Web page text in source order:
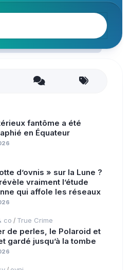
fantôme a été
en Équateur
d’ovnis » sur la Lune ?
vraiment l’étude
qui affole les réseaux
co / True Crime
de perles, le Polaroid et
gardé jusqu’à la tombe